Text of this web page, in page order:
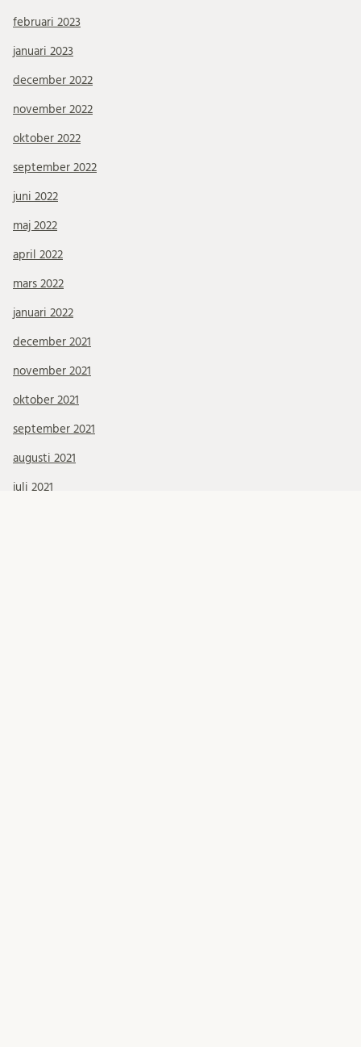
februari 2023
januari 2023
december 2022
november 2022
oktober 2022
september 2022
juni 2022
maj 2022
april 2022
mars 2022
januari 2022
december 2021
november 2021
oktober 2021
september 2021
augusti 2021
juli 2021